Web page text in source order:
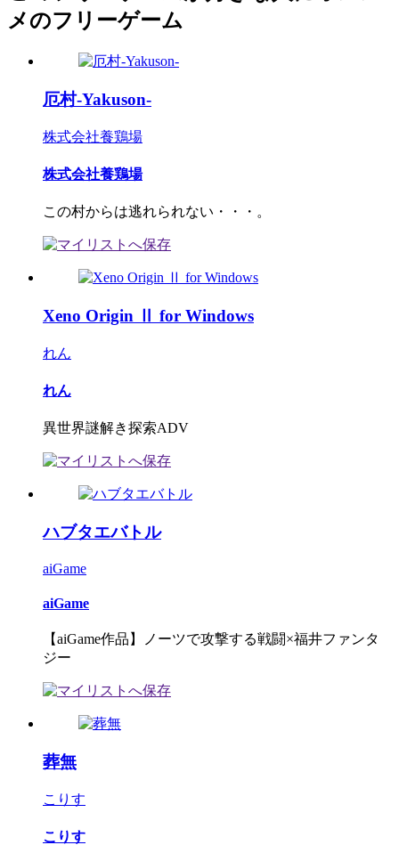
メのフリーゲーム
厄村-Yakuson-
株式会社養鶏場
株式会社養鶏場
この村からは逃れられない・・・。
Xeno Origin Ⅱ for Windows
れん
れん
異世界謎解き探索ADV
ハブタエバトル
aiGame
aiGame
【aiGame作品】ノーツで攻撃する戦闘×福井ファンタ
ジー
葬無
こりす
こりす